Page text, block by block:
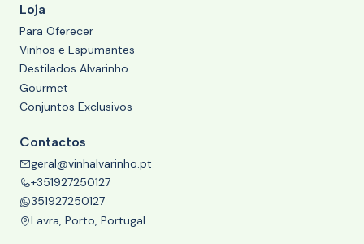
Loja
Para Oferecer
Vinhos e Espumantes
Destilados Alvarinho
Gourmet
Conjuntos Exclusivos
Contactos
geral@vinhalvarinho.pt
+351927250127
351927250127
Lavra, Porto, Portugal